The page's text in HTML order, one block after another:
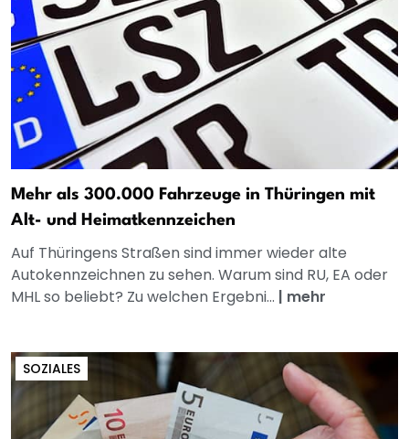
Mehr als 300.000 Fahrzeuge in Thüringen mit
Alt- und Heimatkennzeichen
Auf Thüringens Straßen sind immer wieder alte
Autokennzeichnen zu sehen. Warum sind RU, EA oder
MHL so beliebt? Zu welchen Ergebni... | mehr
SOZIALES